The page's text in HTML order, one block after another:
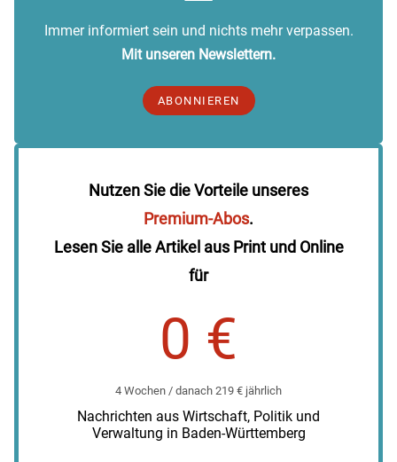
Immer informiert sein und nichts mehr verpassen.
Mit unseren Newslettern.
ABONNIEREN
Nutzen Sie die Vorteile unseres
Premium-Abos.
Lesen Sie alle Artikel aus Print und Online
für
0 €
4 Wochen / danach 219 € jährlich
Nachrichten aus Wirtschaft, Politik und
Verwaltung in Baden-Württemberg